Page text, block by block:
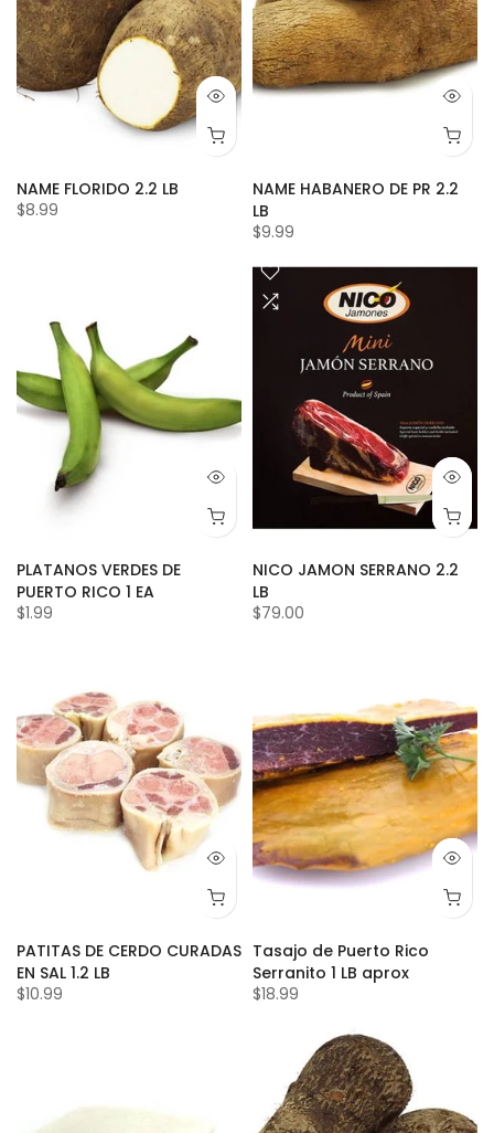
NAME FLORIDO 2.2 LB
$8.99
NAME HABANERO DE PR 2.2
LB
$9.99
PLATANOS VERDES DE
PUERTO RICO 1 EA
$1.99
NICO JAMON SERRANO 2.2
LB
$79.00
PATITAS DE CERDO CURADAS
EN SAL 1.2 LB
$10.99
Tasajo de Puerto Rico
Serranito 1 LB aprox
$18.99